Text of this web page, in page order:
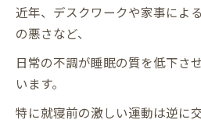
近年、デスクワークや家事によ
の悪さなど、
日常の不調が睡眠の質を低下さ
います。
特に就寝前の激しい運動は逆に